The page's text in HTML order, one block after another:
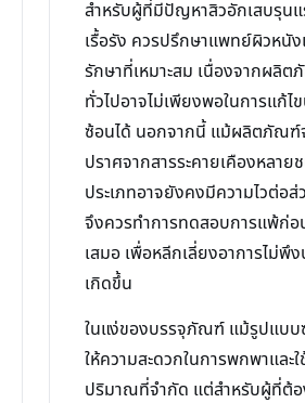
สำหรับผู้ที่มีปัญหาสิวอักเสบรุน
เรื้อรัง ควรปรึกษาแพทย์ผิวหนั
รักษาที่เหมาะสม เนื่องจากผลิ
ทั่วไปอาจไม่เพียงพอในการแก้
ซ้อนได้ นอกจากนี้ แม้ผลิตภัณฑ์จ
ปราศจากสารระคายเคืองหลา
ประเภทอาจยังคงมีความไวต่อ
จึงควรทำการทดสอบการแพ้ก่อ
เสมอ เพื่อหลีกเลี่ยงอาการไม่พึ
เกิดขึ้น
ในแง่ของบรรจุภัณฑ์ แม้รูปแบบ
ให้ความสะดวกในการพกพาและใ
ปริมาณที่จำกัด แต่สำหรับผู้ที่ต้อ